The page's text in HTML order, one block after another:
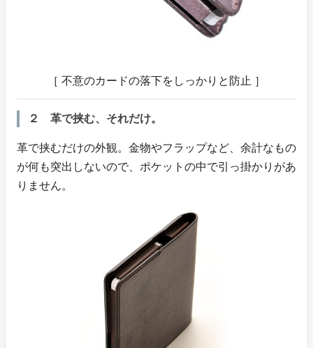
［ 不意のカードの落下をしっかりと防止 ］
２ 革で挟む、それだけ。
革で挟むだけの外観。金物やフラップなど、余計なもの
が何も突出しないので、ポケットの中で引っ掛かりがあ
りません。